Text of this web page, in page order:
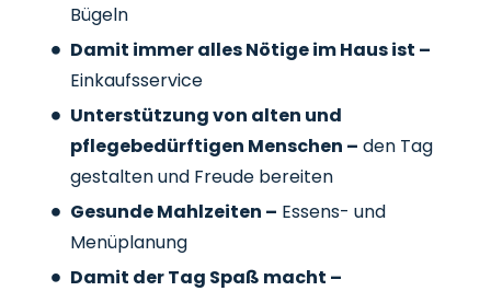
Bügeln
Damit immer alles Nötige im Haus ist –
Einkaufsservice
Unterstützung von alten und
pflegebedürftigen Menschen – den Tag
gestalten und Freude bereiten
Gesunde Mahlzeiten – Essens- und
Menüplanung
Damit der Tag Spaß macht –